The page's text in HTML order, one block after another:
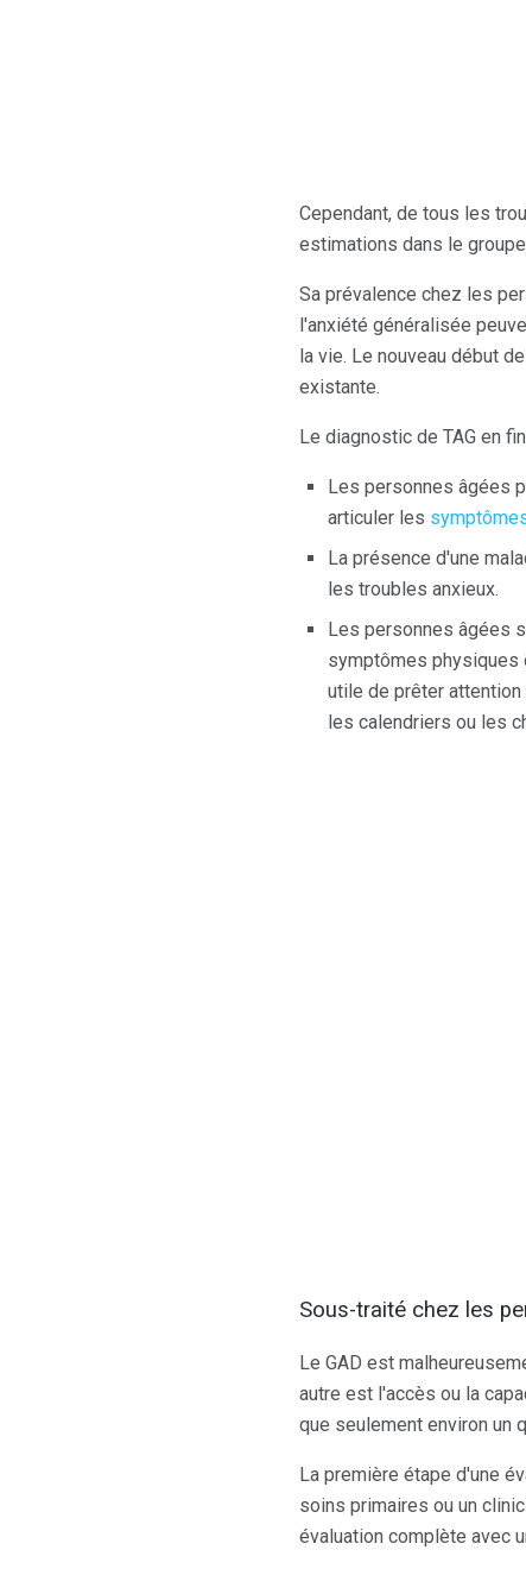
Cependant, de tous les
estimations dans le
Sa prévalence chez les
l'anxiété généralisée
la vie. Le nouveau début
existante.
Le diagnostic de TAG en
Les personnes âgées
articuler les
La présence d'une
les troubles anxieux.
Les personnes âgées
symptômes physiques
utile de prêter
les calendriers ou les
Sous-traité chez les
Le GAD est
autre est l'accès ou la
que seulement environ un
La première étape d'une
soins primaires ou un
évaluation complète avec